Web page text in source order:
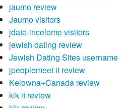
jaumo review
Jaumo visitors
jdate-inceleme visitors
jewish dating review
Jewish Dating Sites username
jpeoplemeet it review
Kelowna+Canada review
kik it review